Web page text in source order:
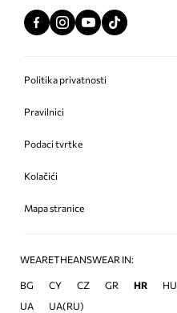
Politika privatnosti
Pravilnici
Podaci tvrtke
Kolačići
Mapa stranice
WEARETHEANSWEAR IN:
BG CY CZ GR HR HU
UA
UA(RU)